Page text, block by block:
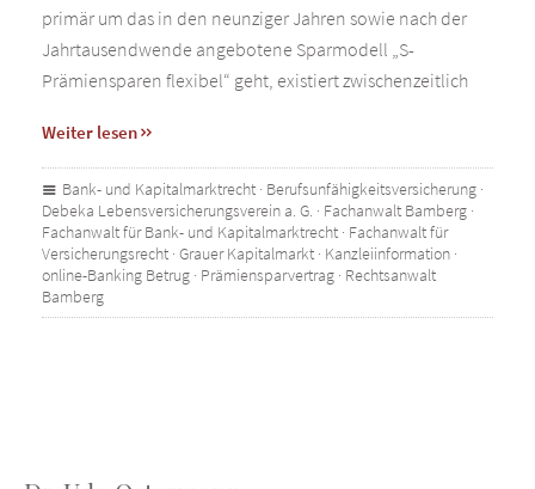
primär um das in den neunziger Jahren sowie nach der
Jahrtausendwende angebotene Sparmodell „S-
Prämiensparen flexibel“ geht, existiert zwischenzeitlich
Weiter lesen
Bank- und Kapitalmarktrecht · Berufsunfähigkeitsversicherung ·
Debeka Lebensversicherungsverein a. G. · Fachanwalt Bamberg ·
Fachanwalt für Bank- und Kapitalmarktrecht · Fachanwalt für
Versicherungsrecht · Grauer Kapitalmarkt · Kanzleiinformation ·
online-Banking Betrug · Prämiensparvertrag · Rechtsanwalt
Bamberg